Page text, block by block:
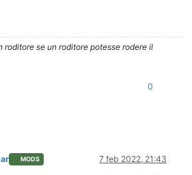
roditore se un roditore potesse rodere il
0
MODS 7 feb 2022, 21:43